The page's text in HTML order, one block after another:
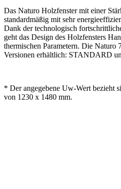
Das Naturo Holzfenster mit einer
standardmäßig mit sehr
Dank der technologisch
geht das Design des Holzfensters
thermischen Parametern. Die Naturo
Versionen erhältlich: STANDARD
* Der angegebene Uw-Wert bezieht
von 1230 x 1480 mm.